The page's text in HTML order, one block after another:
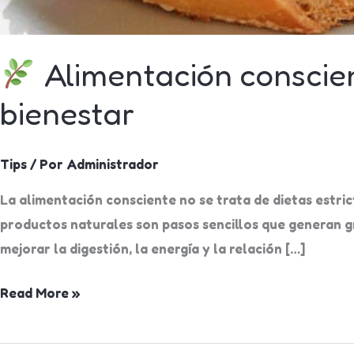
Alimentación
bienestar
Tips/ Por Administrador
La alimentación consciente no se trata de dietas
productos naturales son pasos sencillos que
mejorar la digestión, la energía y la relación […]
Read More »